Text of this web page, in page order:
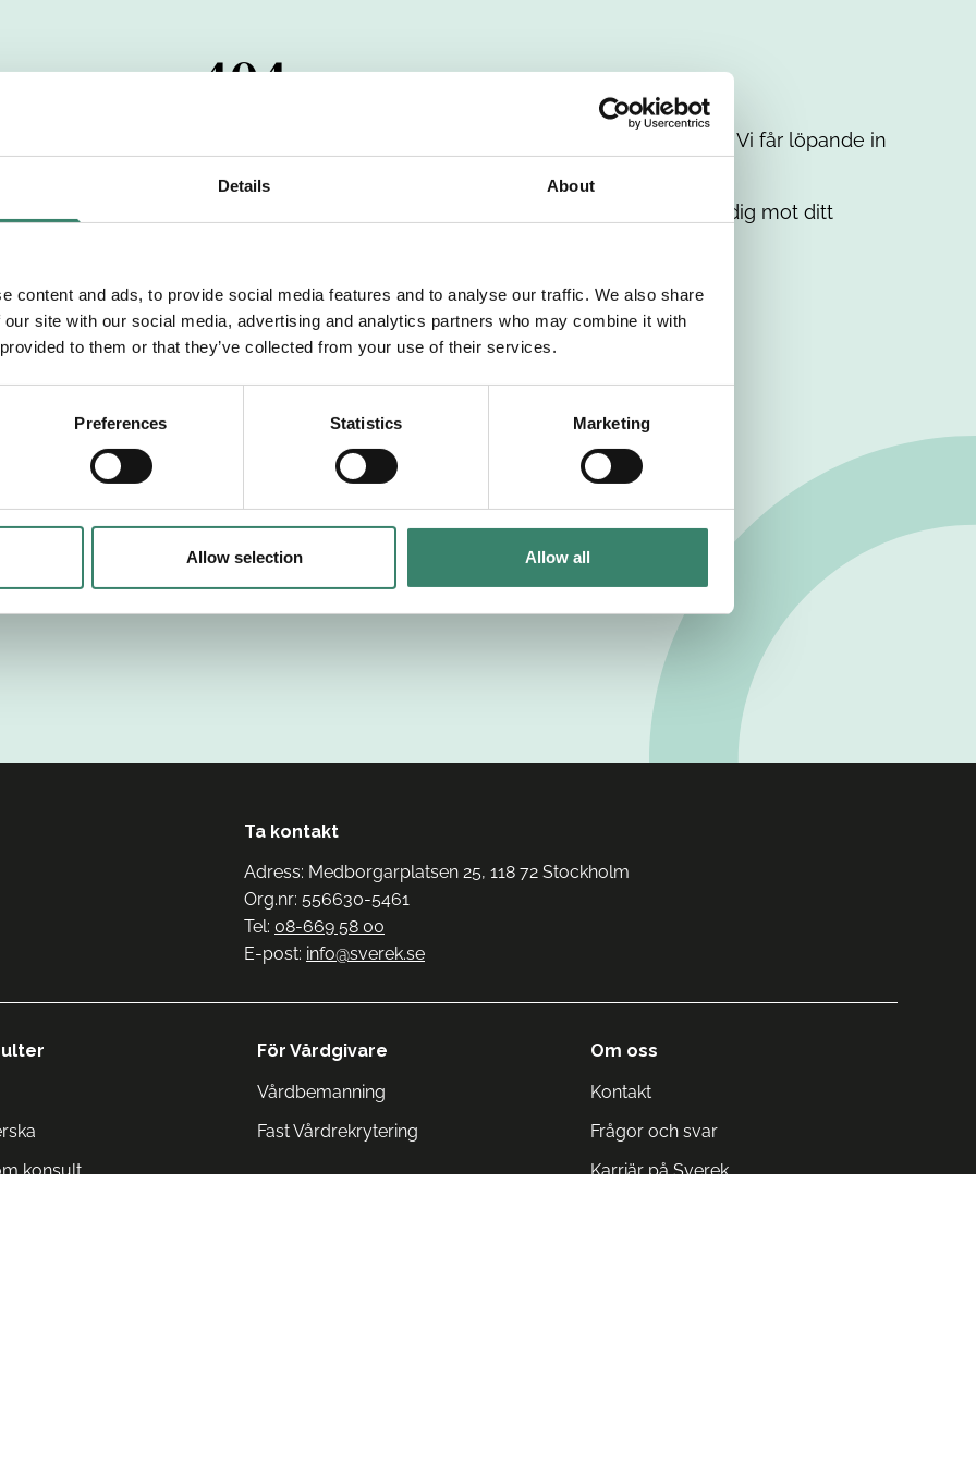
Details About
content and ads, to provide social media features and to analyse our traffic. We also share
site with our social media, advertising and analytics partners who may combine it with
to them or that they’ve collected from your use of their services.
Preferences Statistics Marketing
Allow selection Allow all
404
har passerats. Vi uppskattar verkligen ditt intresse. Misströsta inte. Vi får löpande in
dig med mer information om våra aktuella uppdrag. Tillsammans matchar vi dig mot ditt
Tillbaka till Sverek
Ta kontakt
Adress: Medborgarplatsen 25, 118 72 Stockholm
Org.nr: 556630-5461
Tel: 08-669 58 00
E-post: info@sverek.se
konsult
För Vårdgivare
Vårdbemanning
Fast Vårdrekrytering
Om oss
Kontakt
Frågor och svar
Karriär på Sverek